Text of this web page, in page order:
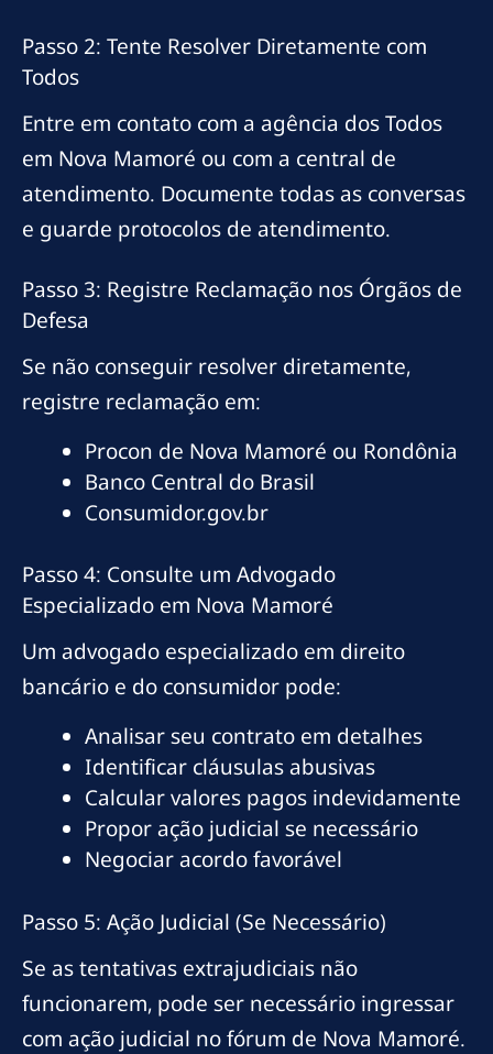
Passo 2: Tente Resolver Diretamente com
Todos
Entre em contato com a agência dos Todos
em Nova Mamoré ou com a central de
atendimento. Documente todas as conversas
e guarde protocolos de atendimento.
Passo 3: Registre Reclamação nos Órgãos de
Defesa
Se não conseguir resolver diretamente,
registre reclamação em:
Procon de Nova Mamoré ou Rondônia
Banco Central do Brasil
Consumidor.gov.br
Passo 4: Consulte um Advogado
Especializado em Nova Mamoré
Um advogado especializado em direito
bancário e do consumidor pode:
Analisar seu contrato em detalhes
Identificar cláusulas abusivas
Calcular valores pagos indevidamente
Propor ação judicial se necessário
Negociar acordo favorável
Passo 5: Ação Judicial (Se Necessário)
Se as tentativas extrajudiciais não
funcionarem, pode ser necessário ingressar
com ação judicial no fórum de Nova Mamoré.